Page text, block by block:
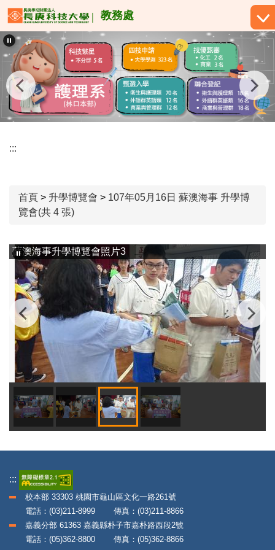
跳
到
主
要
內
容
區
教務處
:::
首頁 > 升學博覽會 > 107年05月16日 蘇澳海事 升學博
覽會(共 4 張)
蘇澳海事升學博覽會照片3
:::
校本部 33303 桃園市龜山區文化一路261號
電話：(03)211-8999 傳真：(03)211-8866
嘉義分部 61363 嘉義縣朴子市嘉朴路西段2號
電話：(05)362-8800 傳真：(05)362-8866